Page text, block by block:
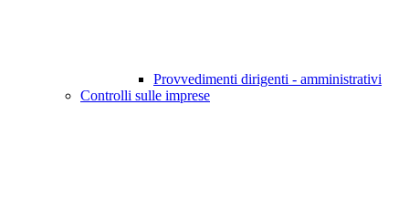
Provvedimenti dirigenti - amministrativi
Controlli sulle imprese